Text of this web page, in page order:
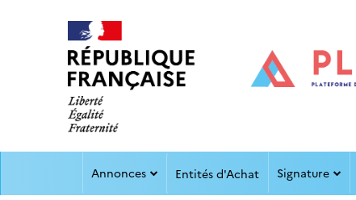
Annonces Entités d'Achat Signature